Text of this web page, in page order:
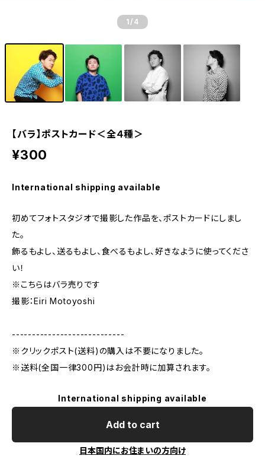
1 /4
【バラ】ポストカード＜全４種＞
¥300
International shipping available
初めてフォトスタジオで撮影した作品を、ポストカードにしまし
た。
飾るもよし、送るもよし、食べるもよし、好きなように使ってくださ
い！
※こちらはバラ売りです
撮影：Eiri Motoyoshi
----------------------------
※クリックポスト(送料)の購入は不要になりました。
※送料(全国一律300円)はお会計時に加算されます。
International shipping available
Add to cart
日本国内にお住まいの方向け